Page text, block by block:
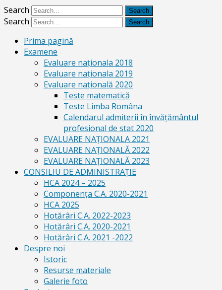
Search
Search
Prima pagină
Examene
Evaluare naționala 2018
Evaluare naționala 2019
Evaluare națională 2020
Teste matematică
Teste Limba Româna
Calendarul admiterii în învăţământul
profesional de stat 2020
EVALUARE NAȚIONALA 2021
EVALUARE NAŢIONALĂ 2022
EVALUARE NAŢIONALĂ 2023
CONSILIU DE ADMINISTRAȚIE
HCA 2024 – 2025
Componența C.A. 2020-2021
HCA 2025
Hotărâri C.A. 2022-2023
Hotărâri C.A. 2020-2021
Hotărâri C.A. 2021 -2022
Despre noi
Istoric
Resurse materiale
Galerie foto